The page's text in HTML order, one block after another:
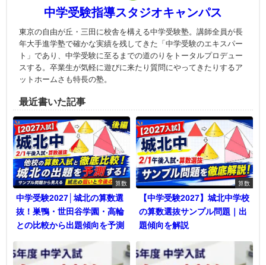
中学受験指導スタジオキャンパス
東京の自由が丘・三田に校舎を構える中学受験塾。講師全員が長
年大手進学塾で確かな実績を残してきた「中学受験のエキスパー
ト」であり、中学受験に至るまでの道のりをトータルプロデュー
スする。卒業生が気軽に遊びに来たり質問にやってきたりするア
ットホームさも特長の塾。
最近書いた記事
算数
中学受験2027│城北の算数選
抜！巣鴨・世田谷学園・高輪
との比較から出題傾向を予測
算数
【中学受験2027】城北中学校
の算数選抜サンプル問題｜出
題傾向を解説